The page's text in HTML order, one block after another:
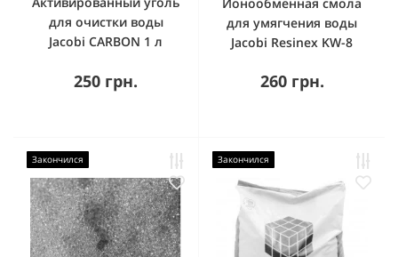
для очистки воды
Jacobi CARBON 1 л
250 грн.
для умягчения воды
Jacobi Resinex KW-8
260 грн.
Закончился Закончился